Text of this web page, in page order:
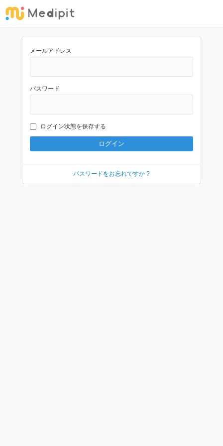
メールアドレス
パスワード
ログイン状態を保存する
パスワードをお忘れですか ?